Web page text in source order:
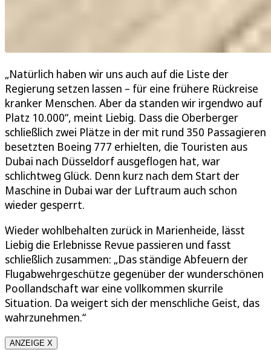
„Natürlich haben wir uns auch auf die Liste der
Regierung setzen lassen – für eine frühere Rückreise
kranker Menschen. Aber da standen wir irgendwo auf
Platz 10.000“, meint Liebig. Dass die Oberberger
schließlich zwei Plätze in der mit rund 350 Passagieren
besetzten Boeing 777 erhielten, die Touristen aus
Dubai nach Düsseldorf ausgeflogen hat, war
schlichtweg Glück. Denn kurz nach dem Start der
Maschine in Dubai war der Luftraum auch schon
wieder gesperrt.
Wieder wohlbehalten zurück in Marienheide, lässt
Liebig die Erlebnisse Revue passieren und fasst
schließlich zusammen: „Das ständige Abfeuern der
Flugabwehrgeschütze gegenüber der wunderschönen
Poollandschaft war eine vollkommen skurrile
Situation. Da weigert sich der menschliche Geist, das
wahrzunehmen.“
ANZEIGE X